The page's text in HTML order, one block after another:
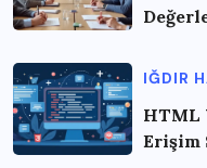
IĞDIR
HTML
Erişim